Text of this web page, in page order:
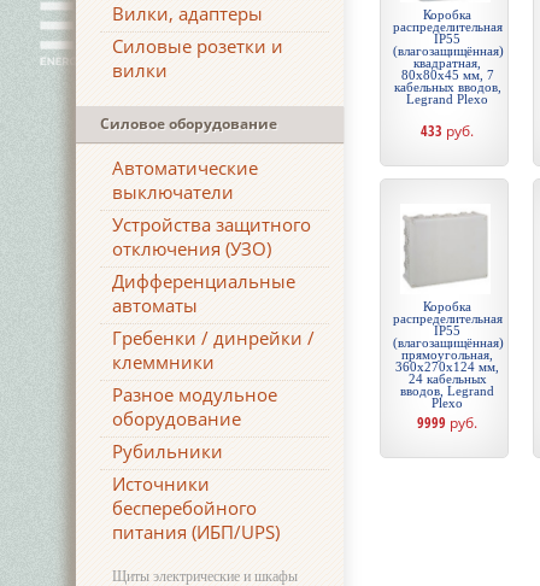
Вилки, адаптеры
Силовые розетки и
вилки
Силовое оборудование
Автоматические
выключатели
Устройства защитного
отключения (УЗО)
Дифференциальные
автоматы
Гребенки / динрейки /
клеммники
Разное модульное
оборудование
Рубильники
Источники
бесперебойного
питания (ИБП/UPS)
Щиты электрические и шкафы
Коробка
распределительная
IP55
(влагозащищённая)
квадратная,
80х80х45 мм, 7
кабельных вводов,
Legrand Plexo
433 руб.
Коробка
распределительная
IP55
(влагозащищённая)
прямоугольная,
360х270х124 мм,
24 кабельных
вводов, Legrand
Plexo
9999 руб.